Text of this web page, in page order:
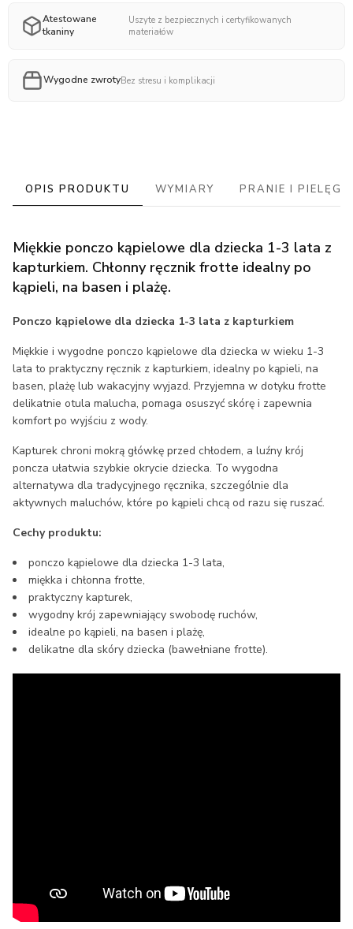
Atestowane
tkaniny
Uszyte z bezpiecznych i certyfikowanych
materiałów
Wygodne zwrotyBez stresu i komplikacji
OPIS PRODUKTU WYMIARY PRANIE I
Miękkie ponczo kąpielowe dla dziecka 1-3 lata z
kapturkiem. Chłonny ręcznik frotte idealny po
kąpieli, na basen i plażę.
Ponczo kąpielowe dla dziecka 1-3 lata z kapturkiem
Miękkie i wygodne ponczo kąpielowe dla dziecka w wieku 1-3
lata to praktyczny ręcznik z kapturkiem, idealny po kąpieli, na
basen, plażę lub wakacyjny wyjazd. Przyjemna w dotyku frotte
delikatnie otula malucha, pomaga osuszyć skórę i zapewnia
komfort po wyjściu z wody.
Kapturek chroni mokrą główkę przed chłodem, a luźny krój
poncza ułatwia szybkie okrycie dziecka. To wygodna
alternatywa dla tradycyjnego ręcznika, szczególnie dla
aktywnych maluchów, które po kąpieli chcą od razu się ruszać.
Cechy produktu:
ponczo kąpielowe dla dziecka 1-3 lata,
miękka i chłonna frotte,
praktyczny kapturek,
wygodny krój zapewniający swobodę ruchów,
idealne po kąpieli, na basen i plażę,
delikatne dla skóry dziecka (bawełniane frotte).